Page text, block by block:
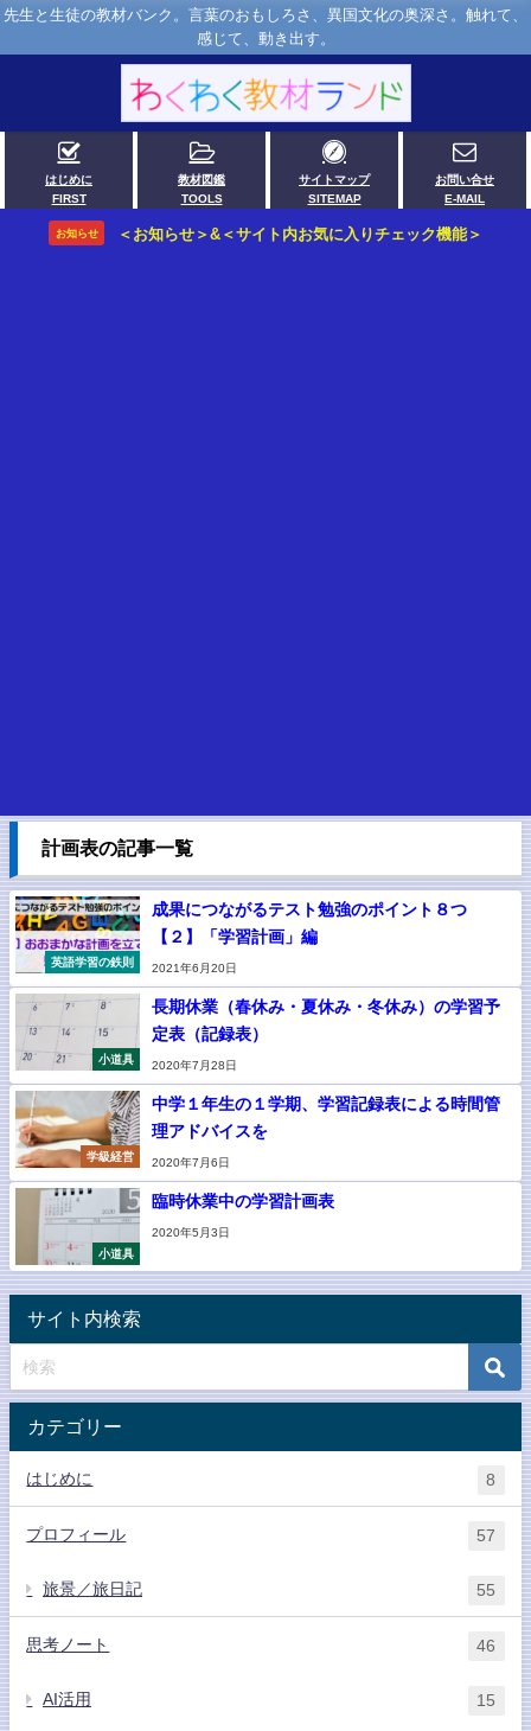
先生と生徒の教材バンク。言葉のおもしろさ、異国文化の奥深さ。触れて、
感じて、動き出す。
はじめに
FIRST
教材図鑑
TOOLS
サイトマップ
SITEMAP
お問い合せ
E-MAIL
お知らせ ＜お知らせ＞&＜サイト内お気に入りチェック機能＞
計画表の記事一覧
英語学習の鉄則
成果につながるテスト勉強のポイント８つ
【２】「学習計画」編
2021年6月20日
小道具
長期休業（春休み・夏休み・冬休み）の学習予
定表（記録表）
2020年7月28日
学級経営
中学１年生の１学期、学習記録表による時間管
理アドバイスを
2020年7月6日
小道具
臨時休業中の学習計画表
2020年5月3日
サイト内検索
カテゴリー
はじめに 8
プロフィール 57
旅景／旅日記 55
思考ノート 46
AI活用 15